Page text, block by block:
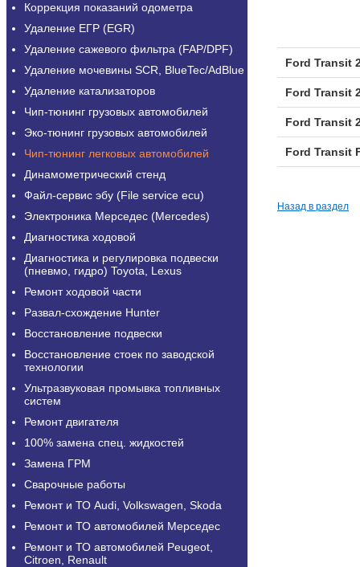
Коррекция показаний одометра
Удаление ЕГР (EGR)
Удаление сажевого фильтра (FAP/DPF)
Удаление мочевины SCR, BlueTec/AdBlue
Удаление катализаторов
Чип-тюнинг грузовых автомобилей
Эко-тюнинг грузовых автомобилей
Чип-тюнинг легковых автомобилей
Динамометрический стенд
Файл-сервис эбу (File service ecu)
Электроника Мерседес (Mercedes)
Диагностика ходовой
Диагностика и регулировка подвески
(пневмо, гидро) Toyota, Lexus
Ремонт ходовой части
Развал-схождение Hunter
Восстановление подвески
Восстановление стоек по заводской
технологии
Ультразвуковая промывка топливных
систем
Ремонт двигателя
100% замена спец. жидкостей
Замена ГРМ
Сварочные работы
Ремонт и ТО Audi, Volkswagen, Skoda
Ремонт и ТО автомобилей Мерседес
Ремонт и ТО автомобилей Peugeot,
Citroen, Renault
Ford Transit
Ford Transit
Ford Transit
Ford Transit
Назад в раздел